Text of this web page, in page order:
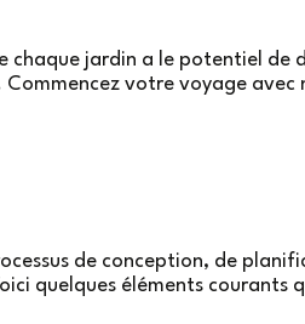
chaque jardin a le potentiel
votre voyage avec
de conception, de
quelques éléments courants